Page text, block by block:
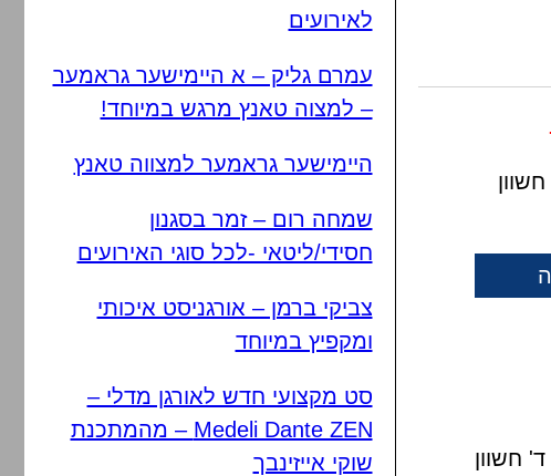
חשוון
לאירועים
עמרם גליק – א היימישער גראמער
– למצוה טאנץ מרגש במיוחד!
היימישער גראמער למצווה טאנץ
שמחה רום – זמר בסגנון
חסידי/ליטאי -לכל סוגי האירועים
צביקי ברמן – אורגניסט איכותי
ומקפיץ במיוחד
סט מקצועי חדש לאורגן מדלי –
Medeli Dante ZEN – מהמתכנת
שוקי אייזינבך